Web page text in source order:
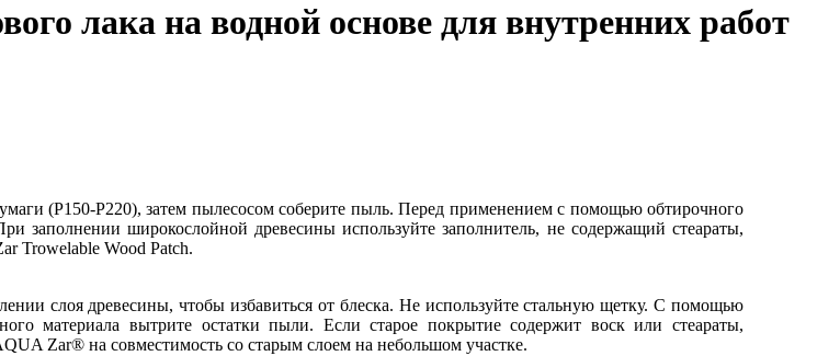
лака на водной основе для внутренних работ
(Р150-Р220), затем пылесосом соберите пыль. Перед применением с помощью обтирочного
заполнении широкослойной древесины используйте заполнитель, не содержащий стеараты,
Trowelable Wood Patch.
слоя древесины, чтобы избавиться от блеска. Не используйте стальную щетку. С помощью
материала вытрите остатки пыли. Если старое покрытие содержит воск или стеараты,
Zar® на совместимость со старым слоем на небольшом участке.